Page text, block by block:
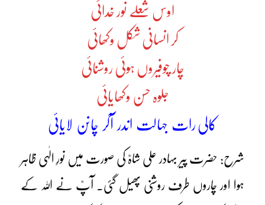
اوس شعلے نور خدائی
کر انسانی شکل وکھائی
چار چوفیروں ہوئی روشنائی
جلوہ حسن وکھایائی
کالی رات جہالت اندر آکر چانن لایائی
شرح: حضرت پیر بہادر علی شاہؒ کی صورت میں نورِ الٰہی ظاہر
ہوا اور چاروں طرف روشنی پھیل گئی۔ آپؒ نے اللہ کے